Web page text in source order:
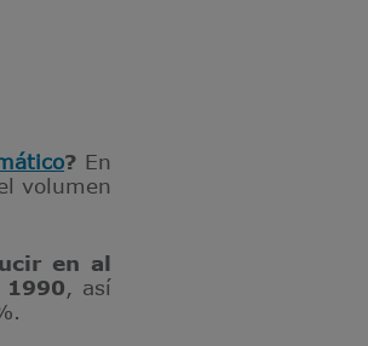
? En
volumen
en al
, así